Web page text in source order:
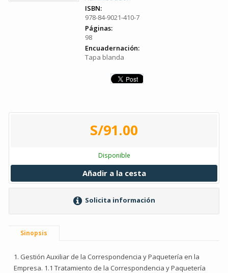
ISBN:
978-84-9021-410-7
Páginas:
98
Encuadernación:
Tapa blanda
S/91.00
Disponible
Añadir a la cesta
Solicita información
Sinopsis
1. Gestión Auxiliar de la Correspondencia y Paquetería en la
Empresa. 1.1 Tratamiento de la Correspondencia y Paquetería